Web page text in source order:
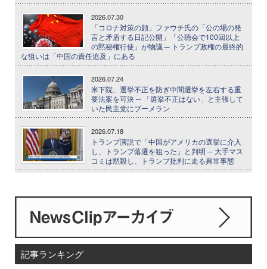
2026.07.30
「コロナ対策の顔」ファウチ氏の「公の場の発
言と矛盾する日記公開」「公聴会で100回以上
の黙秘権行使」が物議 ─ トランプ政権の最終的
な狙いは「中国の責任追及」にある
2026.07.24
米下院、選挙不正を防ぎ中間選挙を左右する重
要法案を可決 ─ 「選挙不正はない」と主張して
いた民主党にブーメラン
2026.07.18
トランプ演説で「中国がアメリカの選挙に介入
し、トランプ落選を狙った」と判明 ─ 大手マス
コミは黙殺し、トランプ批判に走る異常事態
記事ランキング